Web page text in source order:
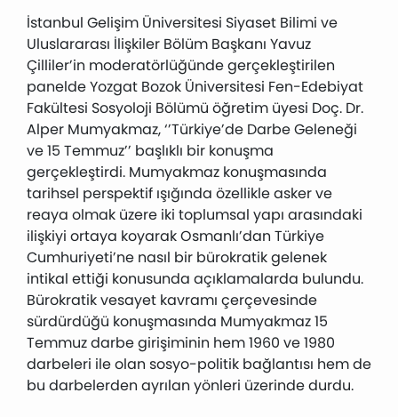
İstanbul Gelişim Üniversitesi Siyaset Bilimi ve
Uluslararası İlişkiler Bölüm Başkanı Yavuz
Çilliler’in moderatörlüğünde gerçekleştirilen
panelde Yozgat Bozok Üniversitesi Fen-Edebiyat
Fakültesi Sosyoloji Bölümü öğretim üyesi Doç. Dr.
Alper Mumyakmaz, ‘’Türkiye’de Darbe Geleneği
ve 15 Temmuz’’ başlıklı bir konuşma
gerçekleştirdi. Mumyakmaz konuşmasında
tarihsel perspektif ışığında özellikle asker ve
reaya olmak üzere iki toplumsal yapı arasındaki
ilişkiyi ortaya koyarak Osmanlı’dan Türkiye
Cumhuriyeti’ne nasıl bir bürokratik gelenek
intikal ettiği konusunda açıklamalarda bulundu.
Bürokratik vesayet kavramı çerçevesinde
sürdürdüğü konuşmasında Mumyakmaz 15
Temmuz darbe girişiminin hem 1960 ve 1980
darbeleri ile olan sosyo-politik bağlantısı hem de
bu darbelerden ayrılan yönleri üzerinde durdu.